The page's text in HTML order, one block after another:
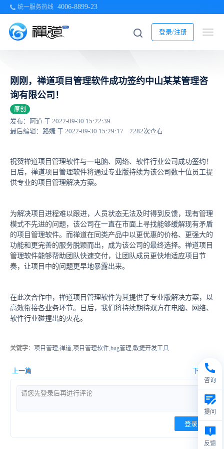
统一服务热线 4006-8899-23
登录/注册
刚刚，禅道项目管理软件成功签约中山某某管理咨
询有限公司！
原创
发布：阿道 于 2022-09-30 15:22:39
最后编辑：路婕 于 2022-09-30 15:29:17
2282次查看
祝贺禅道项目管理软件与一电脑、网络、软件行业公司成功签约！
日后，禅道项目管理软件将通过专业版持续为该公司数十位员工提
供专业的项目管理解决方案。
为解决项目进程难以跟进，人员状态无法及时得到反馈，现有管理
模式不先进的问题，该公司在一直在市面上寻找能够缓解现有矛盾
的项目管理软件。而禅道在同类产品中以更优惠的价格、更强大的
功能和更完善的服务脱颖而出，成为该公司的最终选择。禅道项目
管理软件能够帮助团队快速交付，让团队成员更快地适应项目节
奏，让项目中的问题更早地暴露出来。
在此次合作中，禅道项目管理软件为其提供了专业版解决方案，以
高效衔接各业务环节。日后，我们将持续期待双方在电脑、网络、
软件行业碰撞出的火花。
关键字：项目管理,禅道,项目管理软件,bug管理,敏捷开发工具
上一篇 下一篇
登录
咨询
提问
反馈